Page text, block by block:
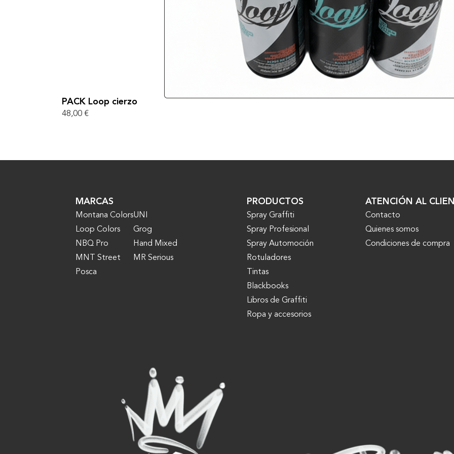
VER MÁS
PACK Loop cierzo
48,00 €
MARCAS
Montana Colors
Loop Colors
NBQ Pro
MNT Street
Posca
UNI
Grog
Hand Mixed
MR Serious
PRODUCTOS
Spray Graffiti
Spray Profesional
Spray Automoción
Rotuladores
Tintas
Blackbooks
Libros de Graffiti
Ropa y accesorios
ATENCIÓN AL
Contacto
Quienes somos
Condiciones de compra